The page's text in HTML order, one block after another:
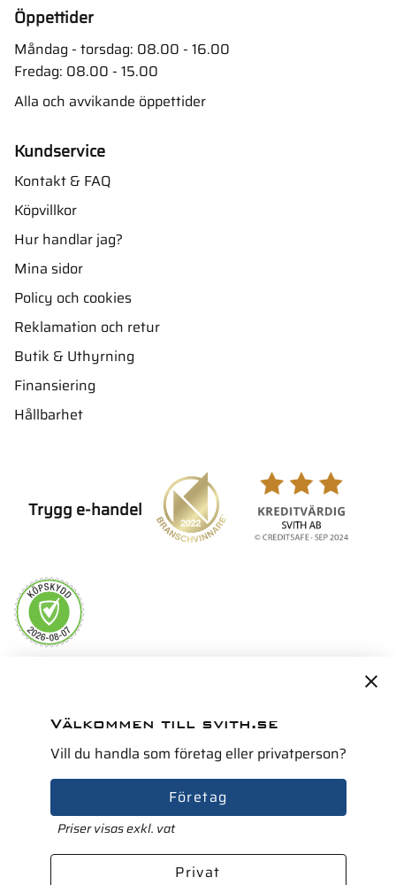
Öppettider
Måndag - torsdag: 08.00 - 16.00
Fredag: 08.00 - 15.00
Alla och avvikande öppettider
Kundservice
Kontakt & FAQ
Köpvillkor
Hur handlar jag?
Mina sidor
Policy och cookies
Reklamation och retur
Butik & Uthyrning
Finansiering
Hållbarhet
Trygg e-handel
Välkommen till svith.se
Vill du handla som företag eller privatperson?
Företag
Priser visas exkl. vat
Privat